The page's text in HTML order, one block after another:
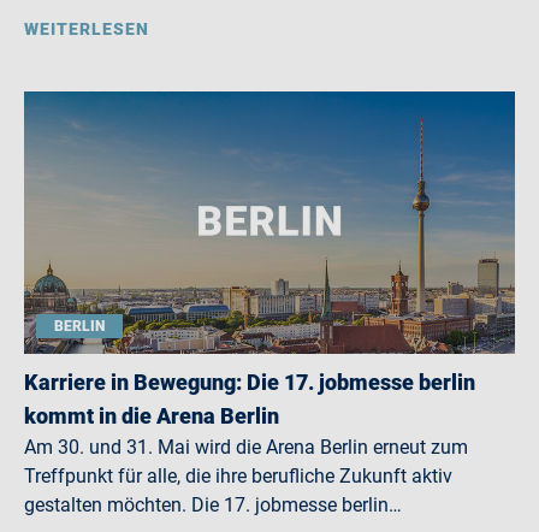
WEITERLESEN
BERLIN
Karriere in Bewegung: Die 17. jobmesse berlin
kommt in die Arena Berlin
Am 30. und 31. Mai wird die Arena Berlin erneut zum
Treffpunkt für alle, die ihre berufliche Zukunft aktiv
gestalten möchten. Die 17. jobmesse berlin…